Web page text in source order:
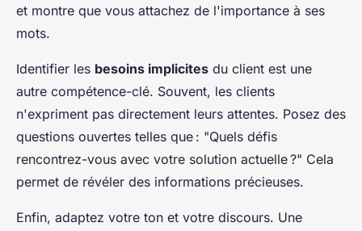
et montre que vous attachez de l'importance à ses
mots.
Identifier les besoins implicites du client est une
autre compétence-clé. Souvent, les clients
n'expriment pas directement leurs attentes. Posez des
questions ouvertes telles que : "Quels défis
rencontrez-vous avec votre solution actuelle ?" Cela
permet de révéler des informations précieuses.
Enfin, adaptez votre ton et votre discours. Une